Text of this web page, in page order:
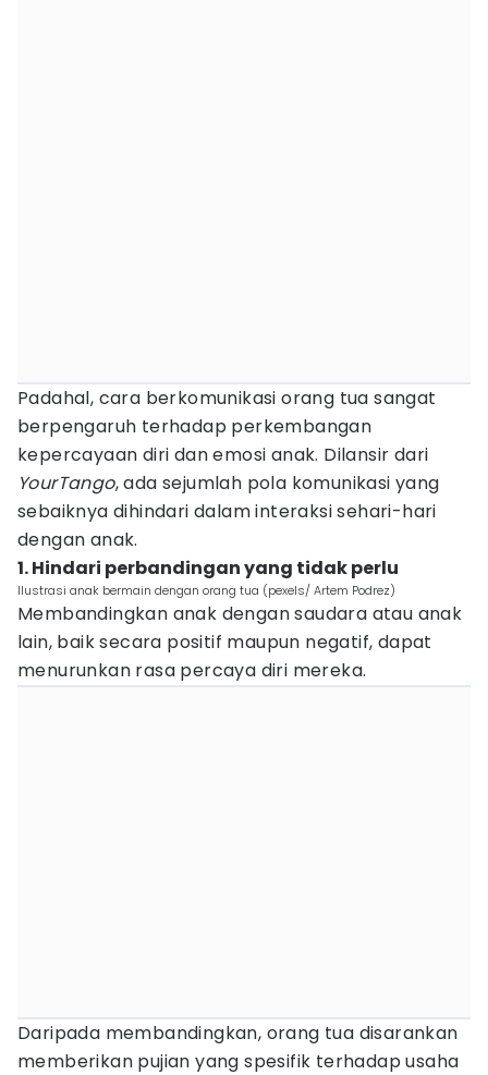
Padahal, cara berkomunikasi orang tua sangat
berpengaruh terhadap perkembangan
kepercayaan diri dan emosi anak. Dilansir dari
YourTango, ada sejumlah pola komunikasi yang
sebaiknya dihindari dalam interaksi sehari-hari
dengan anak.
1. Hindari perbandingan yang tidak perlu
Ilustrasi anak bermain dengan orang tua (pexels/ Artem Podrez)
Membandingkan anak dengan saudara atau anak
lain, baik secara positif maupun negatif, dapat
menurunkan rasa percaya diri mereka.
Daripada membandingkan, orang tua disarankan
memberikan pujian yang spesifik terhadap usaha